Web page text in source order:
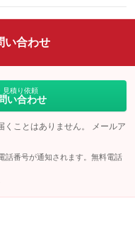
い合わせ
見積り依頼
い合わせ
くことはありません。 メールア
話番号が通知されます。無料電話